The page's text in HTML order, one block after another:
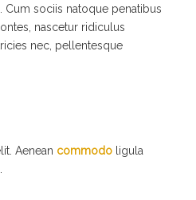
Cum sociis natoque penatibus
nascetur ridiculus
nec, pellentesque
Aenean commodoligula